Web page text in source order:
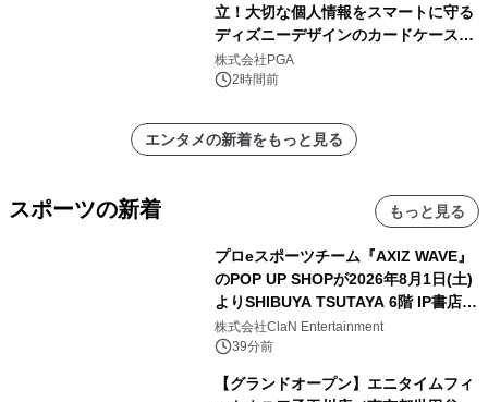
立！大切な個人情報をスマートに守る
ディズニーデザインのカードケースを
株式会社PGAが8月7日発売
株式会社PGA
2時間前
エンタメの新着をもっと見る
スポーツの新着 もっと見る
プロeスポーツチーム『AXIZ WAVE』
のPOP UP SHOPが2026年8月1日(土)
よりSHIBUYA TSUTAYA 6階 IP書店で
開催決定！！
株式会社ClaN Entertainment
39分前
【グランドオープン】エニタイムフィ